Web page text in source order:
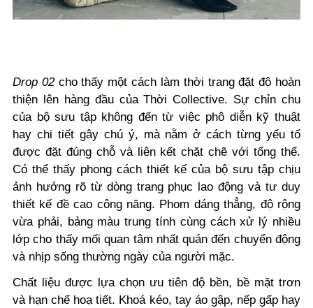
Drop 02cho thấy một cách làm thời trang đặt độ hoàn
thiện lên hàng đầu của Thời Collective. Sự chỉn chu
của bộ sưu tập không đến từ việc phô diễn kỹ thuật
hay chi tiết gây chú ý, mà nằm ở cách từng yếu tố
được đặt đúng chỗ và liên kết chặt chẽ với tổng thể.
Có thể thấy phong cách thiết kế của bộ sưu tập chịu
ảnh hưởng rõ từ dòng trang phục lao động và tư duy
thiết kế đề cao công năng. Phom dáng thẳng, độ rộng
vừa phải, bảng màu trung tính cùng cách xử lý nhiều
lớp cho thấy mối quan tâm nhất quán đến chuyển động
và nhịp sống thường ngày của người mặc.
Chất liệu được lựa chọn ưu tiên độ bền, bề mặt trơn
và hạn chế hoạ tiết. Khoá kéo, tay áo gập, nếp gấp hay